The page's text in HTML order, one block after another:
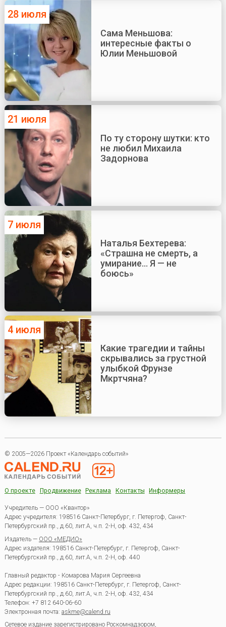
28 июля
Сама Меньшова:
интересные факты о
Юлии Меньшовой
21 июля
По ту сторону шутки: кто
не любил Михаила
Задорнова
7 июля
Наталья Бехтерева:
«Страшна не смерть, а
умирание... Я — не
боюсь»
4 июля
Какие трагедии и тайны
скрывались за грустной
улыбкой Фрунзе
Мкртчяна?
© 2005—2026 Проект «Календарь событий»
О проекте Продвижение Реклама Контакты Информеры
Учредитель — ООО «Квантор»
Адрес учредителя: 198516 Санкт-Петербург, г. Петергоф, Санкт-
Петербургский пр., д.60, лит.А, ч.п. 2-Н, оф. 432, 434
Издатель — ООО «МЕДИО»
Адрес издателя: 198516 Санкт-Петербург, г. Петергоф, Санкт-
Петербургский пр., д.60, лит.А, ч.п. 2-Н, оф. 440
Главный редактор - Комарова Мария Сергеевна
Адрес редакции: 198516 Санкт-Петербург, г. Петергоф Санкт-
Петербургский пр., д.60, лит.А, ч.п. 2-Н, оф. 432, 434
Телефон: +7 812 640-06-60
Электронная почта: askme@calend.ru
Сетевое издание зарегистрировано Роскомнадзором,